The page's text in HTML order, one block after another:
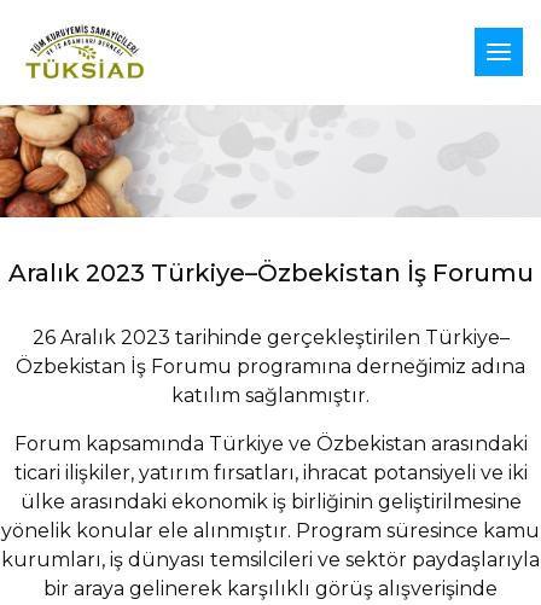
Aralık 2023 Türkiye–Özbekistan İş Forumu
26 Aralık 2023 tarihinde gerçekleştirilen Türkiye–
Özbekistan İş Forumu programına derneğimiz adına
katılım sağlanmıştır.
Forum kapsamında Türkiye ve Özbekistan arasındaki
ticari ilişkiler, yatırım fırsatları, ihracat potansiyeli ve iki
ülke arasındaki ekonomik iş birliğinin geliştirilmesine
yönelik konular ele alınmıştır. Program süresince kamu
kurumları, iş dünyası temsilcileri ve sektör paydaşlarıyla
bir araya gelinerek karşılıklı görüş alışverişinde